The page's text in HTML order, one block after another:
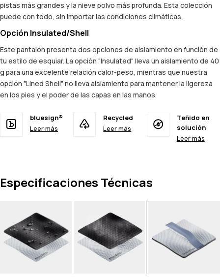
pistas más grandes y la nieve polvo más profunda. Esta colección
puede con todo, sin importar las condiciones climáticas.
Opción Insulated/Shell
Este pantalón presenta dos opciones de aislamiento en función de
tu estilo de esquiar. La opción "Insulated" lleva un aislamiento de 40
g para una excelente relación calor-peso, mientras que nuestra
opción "Lined Shell" no lleva aislamiento para mantener la ligereza
en los pies y el poder de las capas en las manos.
bluesign®
Leer más
Recycled
Leer más
Teñido en
solución
Leer más
Especificaciones Técnicas